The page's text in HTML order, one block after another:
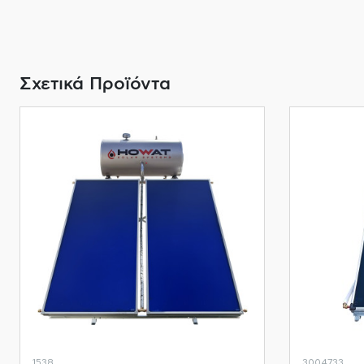
Σχετικά Προϊόντα
1538 3004733